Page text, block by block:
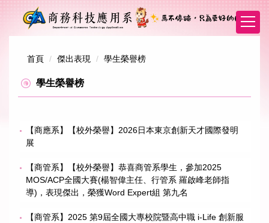
首頁 傑出表現 學生榮譽榜
學生榮譽榜
【商應系】【校外榮譽】2026日本東京創新天才國際發明
展
【商管系】【校外榮譽】恭喜商管系學生，參加2025
MOS/ACP全國大賽(楊智偉主任、行管系 羅啟峰老師指
導)，表現傑出，榮獲Word Expert組 第九名
【商管系】2025 第9屆全國大專校院暨高中職 i-Life 創新服